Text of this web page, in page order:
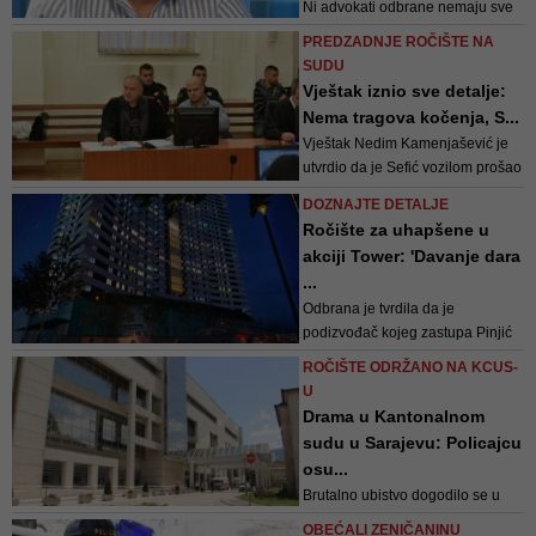
mene je državni udar, duboko
sam protiv ovog događaja,...
Ni advokati odbrane nemaju sve
potrebne informacije kako bi
PREDZADNJE ROČIŠTE NA
SUDU
Vještak iznio sve detalje:
Nema tragova kočenja, S...
Vještak Nedim Kamenjašević je
utvrdio da je Sefić vozilom prošao
koji su otpali sa automobila, trag
čarapa, ženska tašna, džemper,
komadi boje, plastični dijelovi,
platneni ceker sa nov...
DOZNAJTE DETALJE
Ročište za uhapšene u
akciji Tower: 'Davanje dara
...
Odbrana je tvrdila da je
podizvođač kojeg zastupa Pinjić
napravio niz propusta na
zapravo prijavio dvojicu
osumnjičenih
ROČIŠTE ODRŽANO NA KCUS-
U
Drama u Kantonalnom
sudu u Sarajevu: Policajcu
osu...
Brutalno ubistvo dogodilo se u
Ulici Hasana Sućeske, u
OBEĆALI ZENIČANINU